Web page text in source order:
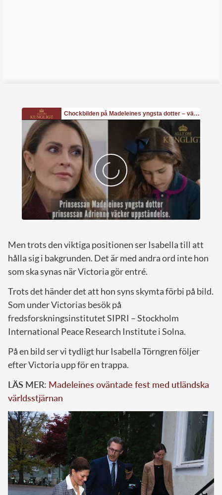
Men trots den viktiga positionen ser Isabella till att
hålla sig i bakgrunden. Det är med andra ord inte hon
som ska synas när Victoria gör entré.
Trots det händer det att hon syns skymta förbi på bild.
Som under Victorias besök på
fredsforskningsinstitutet SIPRI –Stockholm
International Peace Research Institutei Solna.
På en bild ser vi tydligt hur Isabella Törngren följer
efter Victoria upp för en trappa.
LÄS MER: Madeleines oväntade fest med utländska
världsstjärnan